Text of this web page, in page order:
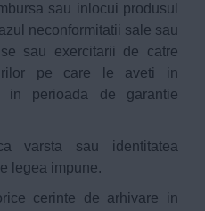
sau inlocui produsul
neconformitatii sale sau
sau exercitarii de catre
pe care le aveti in
in perioada de garantie
sau identitatea
legea impune.
cerinte de arhivare in